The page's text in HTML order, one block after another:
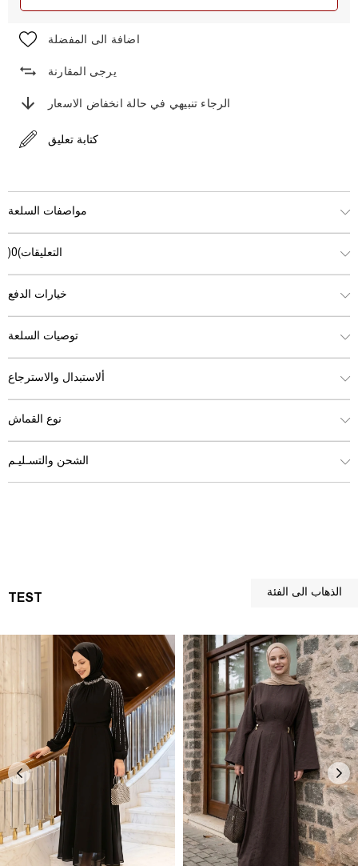
اضافة الى المفضلة
يرجى المقارنة
الرجاء تنبيهي في حالة انخفاض الاسعار
كتابة تعليق
مواصفات السلعة
التعليقات(0)
خيارات الدفع
توصيات السلعة
ألاستبدال والاسترجاع
نوع القماش
الشحن والتسـليـم
TEST
الذهاب الى الفئة